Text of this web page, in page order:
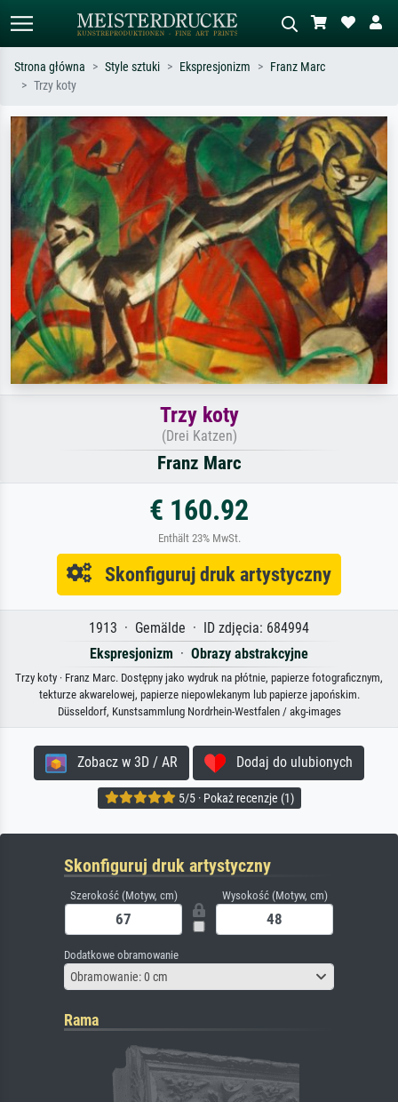
Szukaj wg artysty, tytułu lub stylu – np.
Monet, Gwiaździsta noc,
impresjonizm, fala Hokusaia, akt.
Opisz scenę – np. zielona łąka,
abstrakcja z czerwienią, ciemny olej,
stojący akt obok drzewa.
Strona główna Style sztuki Ekspresjonizm
Franz Marc
Trzy koty
Trzy koty
(Drei Katzen)
Franz Marc
€ 160.92
Enthält 23% MwSt.
Skonfiguruj druk artystyczny
1913 · Gemälde · ID zdjęcia: 684994
Ekspresjonizm · Obrazy abstrakcyjne
Trzy koty · Franz Marc. Dostępny jako wydruk na płótnie, papierze fotograficznym,
tekturze akwarelowej, papierze niepowlekanym lub papierze japońskim.
Düsseldorf, Kunstsammlung Nordrhein-Westfalen / akg-images
Zobacz w 3D / AR Dodaj do ulubionych
5/5 · Pokaż recenzje (1)
Skonfiguruj druk artystyczny
Szerokość (Motyw, cm) Wysokość (Motyw, cm)
Dodatkowe obramowanie
Obramowanie: 0 cm
Rama